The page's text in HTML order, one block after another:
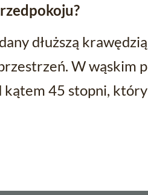
dłuższą
W wąskim
kątem 45 stopni,